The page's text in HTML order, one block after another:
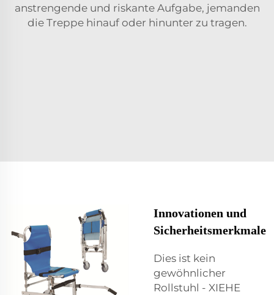
anstrengende und riskante Aufgabe, jemanden
die Treppe hinauf oder hinunter zu tragen.
Innovationen und
Sicherheitsmerkmale
Dies ist kein
gewöhnlicher
Rollstuhl - XIEHE